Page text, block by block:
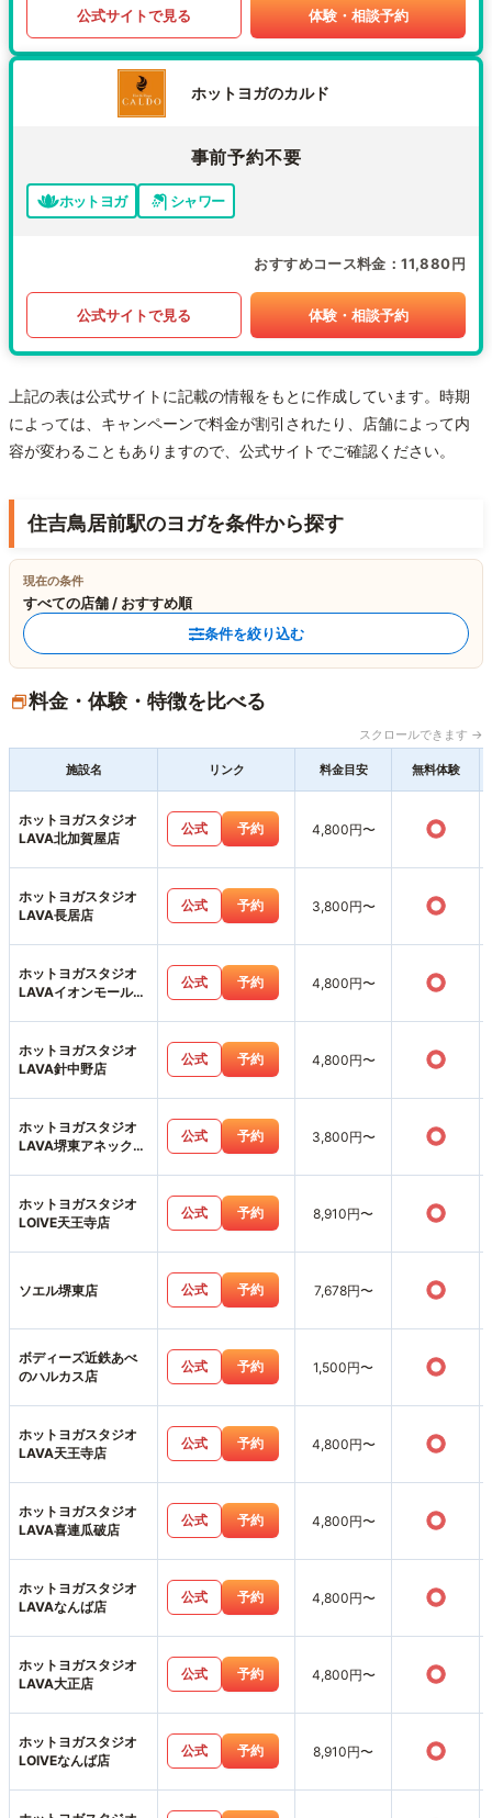
公式サイトで見る 体験・相談予約
ホットヨガのカルド
事前予約不要
ホットヨガ シャワー
おすすめコース料金 11,880円
公式サイトで見る 体験・相談予約
上記の表は公式サイトに記載の情報をもとに作成しています。時期
によっては、キャンペーンで料金が割引されたり、店舗によって内
容が変わることもありますので、公式サイトでご確認ください。
住吉鳥居前駅のヨガを条件から探す
現在の条件
すべての店舗 / おすすめ順
条件を絞り込む
料金・体験・特徴を比べる
スクロールできます →
施設名 リンク 料金目安 無料体験
ホットヨガスタジオ
LAVA北加賀屋店
公式 予約 4,800円〜 ○
ホットヨガスタジオ
LAVA長居店
公式 予約 3,800円〜 ○
ホットヨガスタジオ
LAVAイオンモール堺
公式 予約 4,800円〜 ○
ホットヨガスタジオ
LAVA針中野店
公式 予約 4,800円〜 ○
ホットヨガスタジオ
LAVA堺東アネックス
公式 予約 3,800円〜 ○
ホットヨガスタジオ
LOIVE天王寺店
公式 予約 8,910円〜 ○
ソエル堺東店 公式 予約 7,678円〜 ○
ボディーズ近鉄あべ
のハルカス店
公式 予約 1,500円〜 ○
ホットヨガスタジオ
LAVA天王寺店
公式 予約 4,800円〜 ○
ホットヨガスタジオ
LAVA喜連瓜破店
公式 予約 4,800円〜 ○
ホットヨガスタジオ
LAVAなんば店
公式 予約 4,800円〜 ○
ホットヨガスタジオ
LAVA大正店
公式 予約 4,800円〜 ○
ホットヨガスタジオ
LOIVEなんば店
公式 予約 8,910円〜 ○